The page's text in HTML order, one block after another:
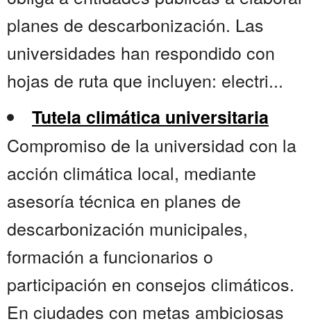
planes de descarbonización. Las
universidades han respondido con
hojas de ruta que incluyen: electri...
Tutela climática universitaria
Compromiso de la universidad con la
acción climática local, mediante
asesoría técnica en planes de
descarbonización municipales,
formación a funcionarios o
participación en consejos climáticos.
En ciudades con metas ambiciosas